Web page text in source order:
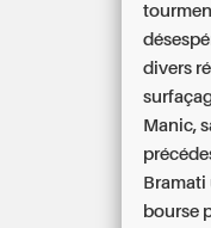
divers
Manic,
Bramati
bourse